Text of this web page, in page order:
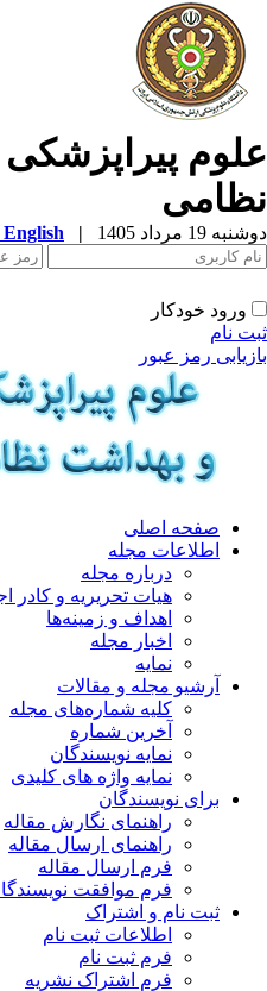
پیراپزشکی
19 مرداد 1405 |
English
]
ورود خودکار
نام
رمز عبور
صفحه اصلی
اطلاعات مجله
درباره مجله
هیات تحریریه و کادر
اهداف و زمینه‌ها
اخبار مجله
نمایه
آرشیو مجله و مقالات
کلیه شماره‌های مجله
آخرین شماره
نمایه نویسندگان
نمایه واژه های کلیدی
برای نویسندگان
راهنمای نگارش مقاله
راهنمای ارسال مقاله
فرم ارسال مقاله
فرم موافقت نویسندگان
ثبت نام و اشتراک
اطلاعات ثبت نام
فرم ثبت نام
فرم اشتراک نشریه